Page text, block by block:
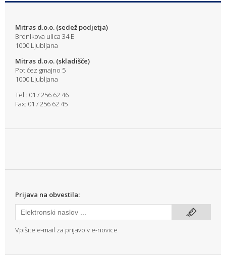
Mitras d.o.o. (sedež podjetja)
Brdnikova ulica 34 E
1000 Ljubljana
Mitras d.o.o. (skladišče)
Pot čez gmajno 5
1000 Ljubljana
Tel.: 01 / 256 62 46
Fax: 01 / 256 62 45
Prijava na obvestila:
Vpišite e-mail za prijavo v e-novice